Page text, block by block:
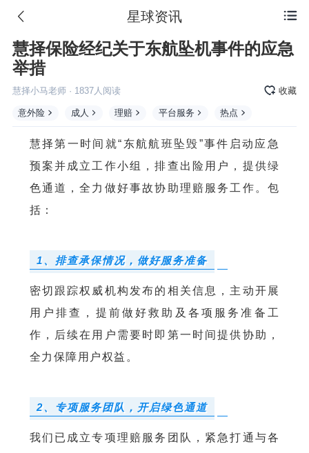
 星球资讯
慧择保险经纪关于东航坠机事件的应急
举措
慧择小马老师· 1837人阅读 收藏
意外险 成人 理赔 平台服务 热点
慧择第一时间就“东航航班坠毁”事件启动应急
预案并成立工作小组，排查出险用户，提供绿
色通道，全力做好事故协助理赔服务工作。包
括：
1、排查承保情况，做好服务准备
密切跟踪权威机构发布的相关信息，主动开展
用户排查，提前做好救助及各项服务准备工
作，后续在用户需要时即第一时间提供协助，
全力保障用户权益。
2、专项服务团队，开启绿色通道
我们已成立专项理赔服务团队，紧急打通与各